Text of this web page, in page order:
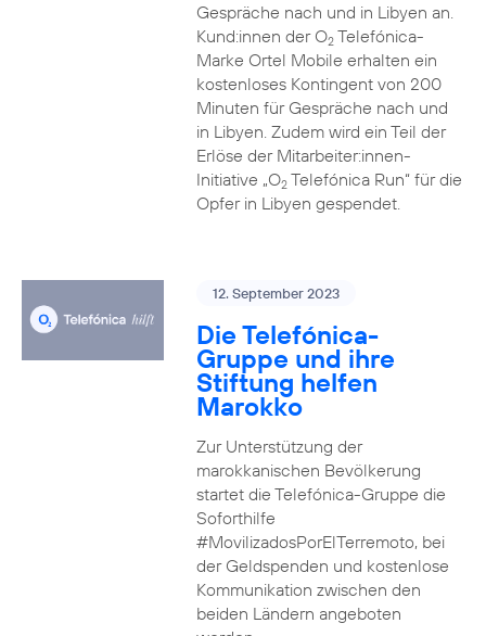
Gespräche nach und in Libyen an.
Kund:innen der O2Telefónica-
Marke Ortel Mobile erhalten ein
kostenloses Kontingent von 200
Minuten für Gespräche nach und
in Libyen. Zudem wird ein Teil der
Erlöse der Mitarbeiter:innen-
Initiative „O2Telefónica Run“ für die
Opfer in Libyen gespendet.
12. September 2023
Die Telefónica-
Gruppe und ihre
Stiftung helfen
Marokko
Zur Unterstützung der
marokkanischen Bevölkerung
startet die Telefónica-Gruppe die
Soforthilfe
#MovilizadosPorElTerremoto, bei
der Geldspenden und kostenlose
Kommunikation zwischen den
beiden Ländern angeboten